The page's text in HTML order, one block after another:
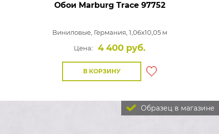
Обои Marburg Trace97752
Виниловые, Германия, 1,06x10,05 м
Цена:
4 400 руб.
В КОРЗИНУ
Образец в магазине